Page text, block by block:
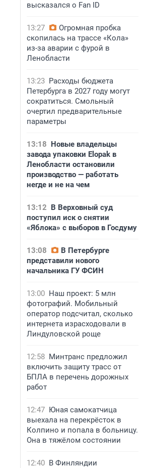
высказался о Fan ID
13:27
Огромная пробка
скопилась на трассе «Кола»
из-за аварии с фурой в
Ленобласти
13:23 Расходы бюджета
Петербурга в 2027 году могут
сократиться. Смольный
очертил предварительные
параметры
13:18 Новые владельцы
завода упаковки Elopak в
Ленобласти остановили
производство — работать
негде и не на чем
13:12 В Верховный суд
поступил иск о снятии
«Яблока» с выборов в Госдуму
13:08
В Петербурге
представили нового
начальника ГУ ФСИН
13:00 Наш проект: 5 млн
фотографий. Мобильный
оператор подсчитал, сколько
интернета израсходовали в
Линдуловской роще
12:58 Минтранс предложил
включить защиту трасс от
БПЛА в перечень дорожных
работ
12:47 Юная самокатчица
выехала на перекрёсток в
Колпино и попала в больницу.
Она в тяжёлом состоянии
12:40 В Финляндии